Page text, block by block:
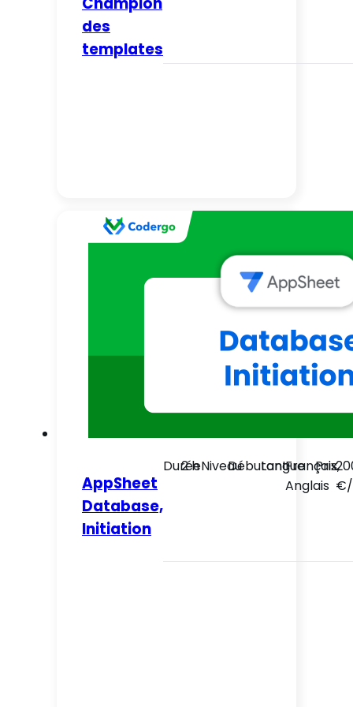
des
templates
AppSheet
Database,
Initiation
Durée
2 hNiveauDébutant
LangueFrançais,
Anglais
Prix